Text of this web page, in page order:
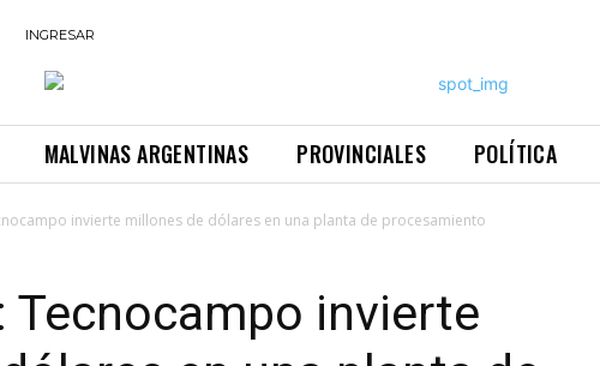
INGRESAR
MALVINAS ARGENTINAS PROVINCIALES POLÍTICA
invierte millones de dólares en una planta de procesamiento
Tecnocampo invierte